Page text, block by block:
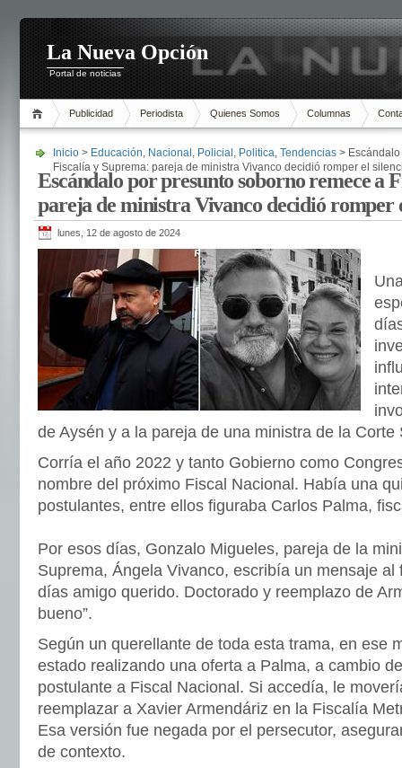
La Nueva Opción
Portal de noticias
Publicidad Periodista Quienes Somos Columnas
Inicio > Educación, Nacional , Policial , Politica, Tendencias >
Fiscalía y Suprema: pareja de ministra Vivanco decidió romper el
Escándalo por presunto soborno remece a
pareja de ministra Vivanco decidió romper
lunes, 12 de agosto de 2024
de Aysén y a la pareja de una ministra de la Corte
Corría el año 2022 y tanto Gobierno como
nombre del próximo Fiscal Nacional. Había una
postulantes, entre ellos figuraba Carlos Palma,
Por esos días, Gonzalo Migueles, pareja de la
Suprema, Ángela Vivanco, escribía un mensaje al
días amigo querido. Doctorado y reemplazo de
bueno”.
Según un querellante de toda esta trama, en ese
estado realizando una oferta a Palma, a cambio
postulante a Fiscal Nacional. Si accedía, le
reemplazar a Xavier Armendáriz en la Fiscalía
Esa versión fue negada por el persecutor,
de contexto.